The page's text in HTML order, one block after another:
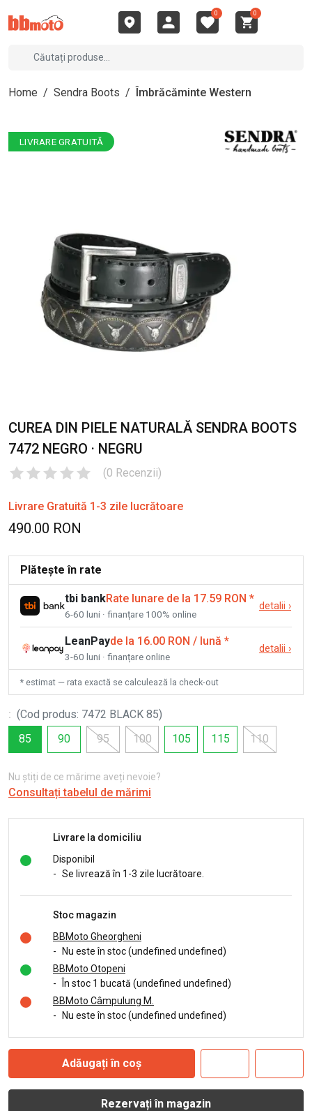
0 0
Home / Sendra Boots / Îmbrăcăminte Western
LIVRARE GRATUITĂ
CUREA DIN PIELE NATURALĂ SENDRA BOOTS
7472 NEGRO · NEGRU
(0 Recenzii)
Livrare Gratuită 1-3 zile lucrătoare
490.00 RON
Plătește în rate
tbi bankRate lunare de la 17.59 RON *
6-60 luni · finanțare 100% online
detalii ›
LeanPayde la 16.00 RON / lună *
3-60 luni · finanțare online
detalii ›
* estimat — rata exactă se calculează la check-out
: (Cod produs: 7472 BLACK 85)
85
90 95 100 105 115 110
Nu știți de ce mărime aveți nevoie?
Consultați tabelul de mărimi
Livrare la domiciliu
Disponibil
- Se livrează în 1-3 zile lucrătoare.
Stoc magazin
BBMoto Gheorgheni
-
Nu este în stoc (undefined undefined)
BBMoto Otopeni
-
În stoc 1 bucată (undefined undefined)
BBMoto Câmpulung M.
-
Nu este în stoc (undefined undefined)
Adăugați în coș
Rezervați în magazin